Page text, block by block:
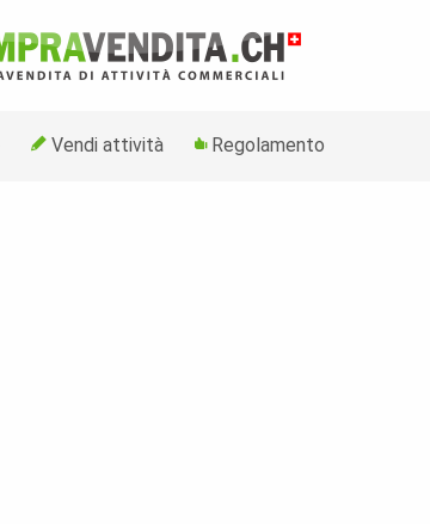
Vendi attività Regolamento